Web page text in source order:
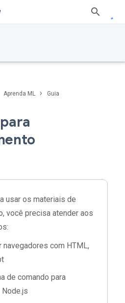
Aprenda ML › Guia
usar os materiais de
você precisa atender aos
navegadores com HTML,
de comando para